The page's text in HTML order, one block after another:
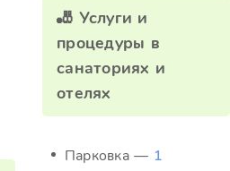
🎳 Услуги и
процедуры в
санаториях и
отелях
Парковка — 1